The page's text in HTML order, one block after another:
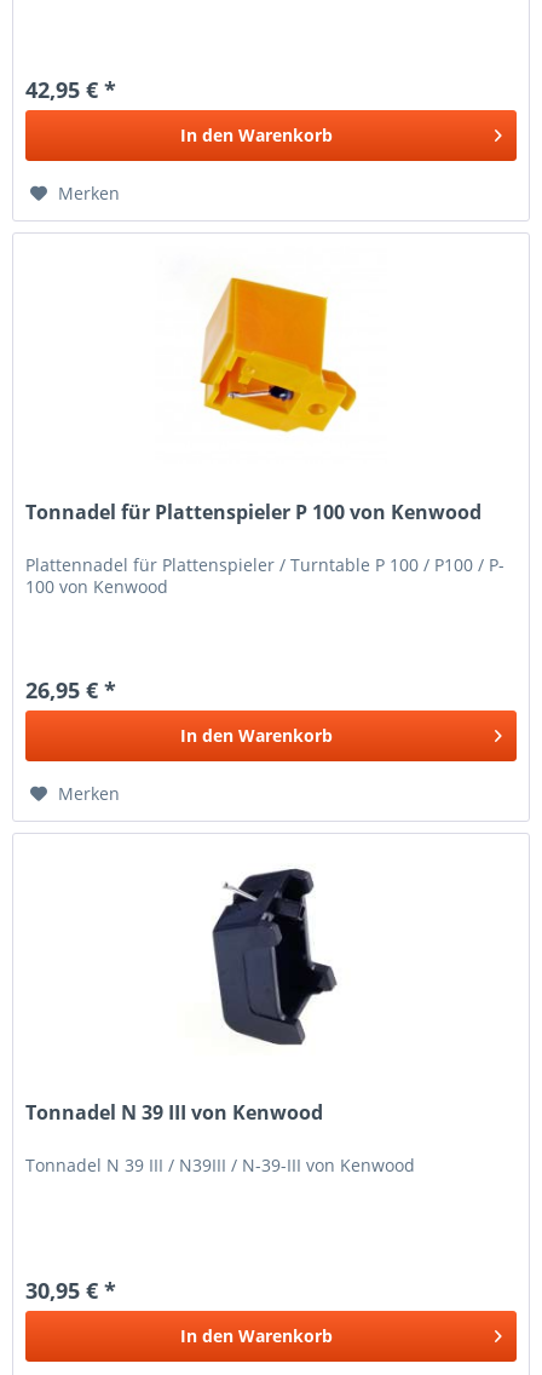
42,95 € *
In den Warenkorb
Merken
Tonnadel für Plattenspieler P 100 von Kenwood
Plattennadel für Plattenspieler / Turntable P 100 / P100 / P-
100 von Kenwood
26,95 € *
In den Warenkorb
Merken
Tonnadel N 39 III von Kenwood
Tonnadel N 39 III / N39III / N-39-III von Kenwood
30,95 € *
In den Warenkorb